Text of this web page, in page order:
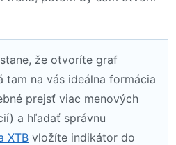
že otvoríte graf
tam na vás ideálna formácia
prejsť viac menových
a hľadať správnu
XTB vložíte indikátor do